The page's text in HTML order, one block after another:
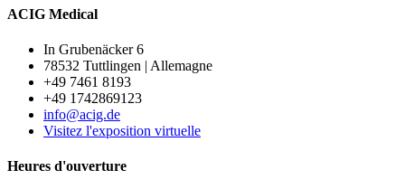
ACIG Medical
In Grubenäcker 6
78532 Tuttlingen | Allemagne
+49 7461 8193
+49 1742869123
info@acig.de
Visitez l'exposition virtuelle
Heures d'ouverture